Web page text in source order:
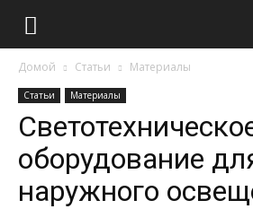
Домой Статьи Материалы
Статьи Материалы
оборудование
наружного